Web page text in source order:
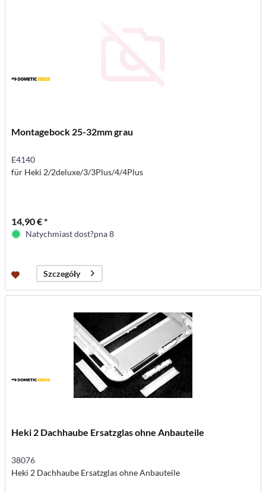
Montagebock 25-32mm grau
E4140
für Heki 2/2deluxe/3/3Plus/4/4Plus
14,90 € *
Natychmiast dost?pna 8
Szczegóły
Heki 2 Dachhaube Ersatzglas ohne Anbauteile
38076
Heki 2 Dachhaube Ersatzglas ohne Anbauteile